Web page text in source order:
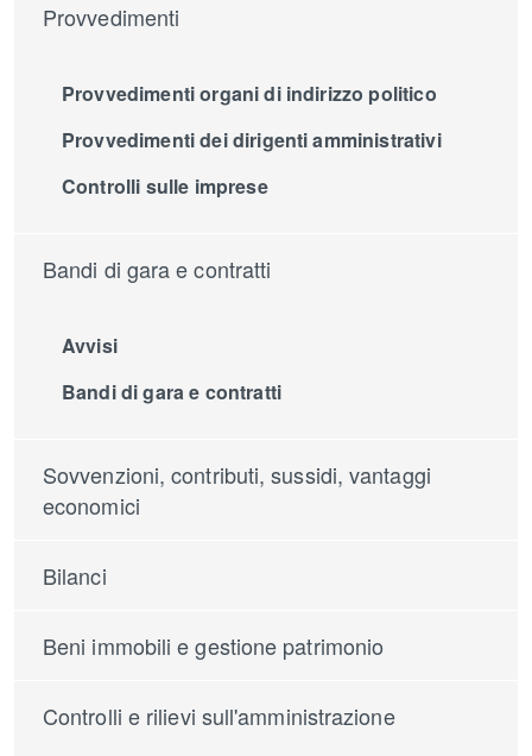
Provvedimenti
Provvedimenti organi di indirizzo politico
Provvedimenti dei dirigenti amministrativi
Controlli sulle imprese
Bandi di gara e contratti
Avvisi
Bandi di gara e contratti
Sovvenzioni, contributi, sussidi, vantaggi
economici
Bilanci
Beni immobili e gestione patrimonio
Controlli e rilievi sull'amministrazione